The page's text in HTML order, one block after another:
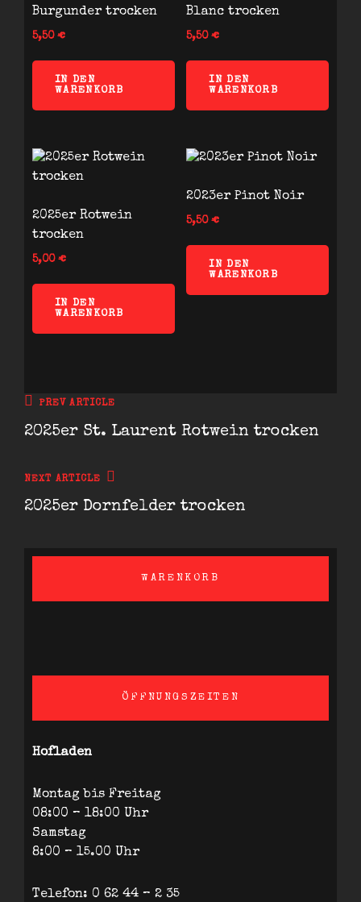
Burgunder trocken
5,50 €
IN DEN
WARENKORB
Blanc trocken
5,50€
IN DEN
WARENKORB
2025er Rotwein
trocken
5,00 €
IN DEN
WARENKORB
2023er Pinot Noir
5,50€
IN DEN
WARENKORB
Beitragsnavigation
Previous
Post
PREV ARTICLE
2025er St. Laurent Rotwein trocken
Next
Post
NEXT ARTICLE
2025er Dornfelder trocken
WARENKORB
ÖFFNUNGSZEITEN
Hofladen
Montag bis Freitag
08:00 – 18:00 Uhr
Samstag
8:00 – 15.00 Uhr
Telefon: 0 62 44 – 2 35